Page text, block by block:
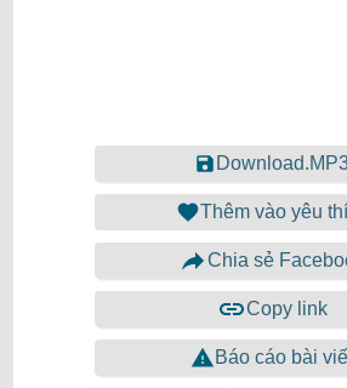
Thêm vào yêu
Chia sẻ
Copy link
Báo cáo bài